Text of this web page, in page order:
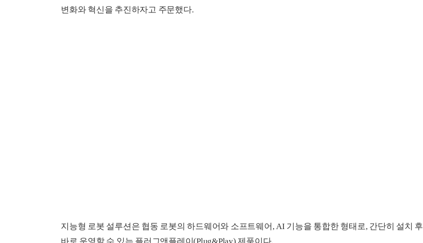
변화와 혁신을 추진하자고 주문했다.
지능형 로봇 설루션은 협동 로봇의 하드웨어와 소프트웨어, AI 기능을 통합한 형태로, 간단히 설치 후